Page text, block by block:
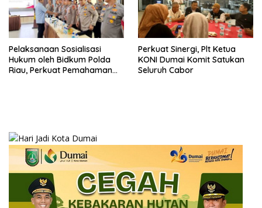
Pelaksanaan Sosialisasi
Hukum oleh Bidkum Polda
Riau, Perkuat Pemahaman
Perkuat Sinergi, Plt Ketua
KONI Dumai Komit Satukan
Seluruh Cabor